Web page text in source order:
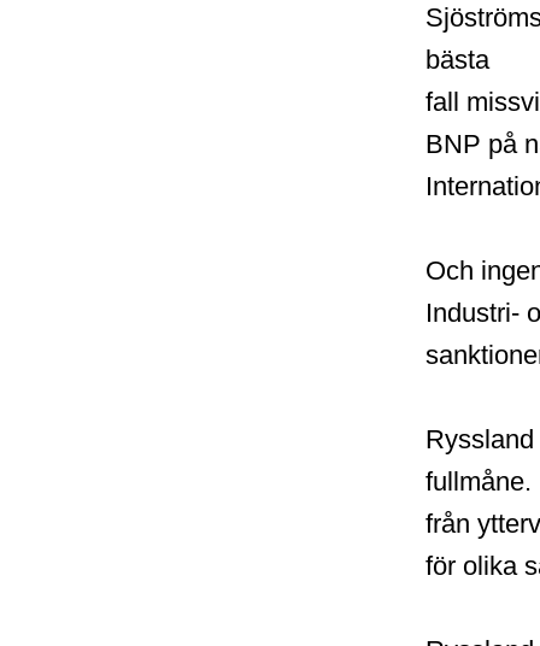
bästa
fall
BNP på
Och
Industri-
fullmåne.
från
för olika